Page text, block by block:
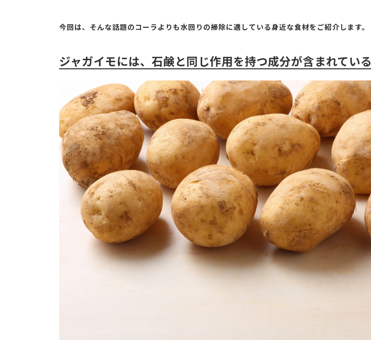
今回は、そんな話題のコーラよりも水回りの掃除に適している身近な食材をご紹介します。
ジャガイモには、石鹸と同じ作用を持つ成分が含まれている